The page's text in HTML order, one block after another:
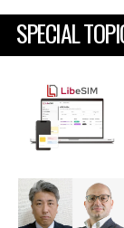
SPECIAL